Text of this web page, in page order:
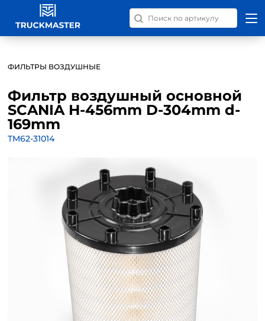
Поиск запчастей по
ФИЛЬТРЫ ВОЗДУШНЫЕ
Фильтр воздушный основной
SCANIA H-456mm D-304mm d-
169mm
TM62-31014